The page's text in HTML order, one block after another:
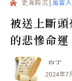
史海鈎沉 風雲
被送上斷
的悲慘命運
白丁
2024年7